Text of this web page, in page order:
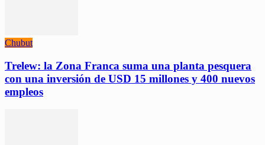
Chubut
Trelew: la Zona Franca suma una planta pesquera
con una inversión de USD 15 millones y 400 nuevos
empleos